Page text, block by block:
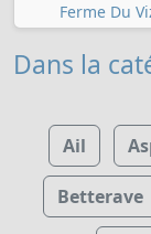
Ferme Du
Dans la
Ail
Betterave